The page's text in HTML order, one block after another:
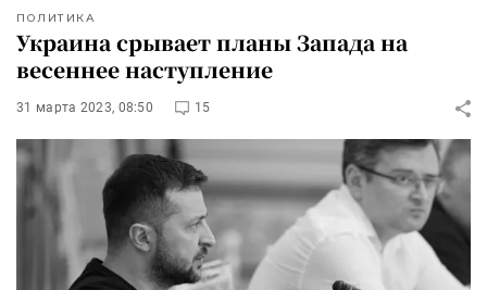
ПОЛИТИКА
Украина срывает планы Запада на
весеннее наступление
31 марта 2023, 08:50 15